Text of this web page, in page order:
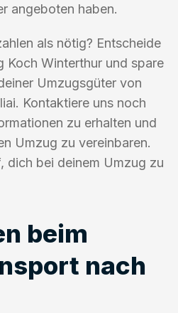
angeboten haben.
als nötig? Entscheide
Koch Winterthur und spare
Umzugsgüter von
Kontaktiere uns noch
zu erhalten und
Umzug zu vereinbaren.
dich bei deinem Umzug zu
beim
nach